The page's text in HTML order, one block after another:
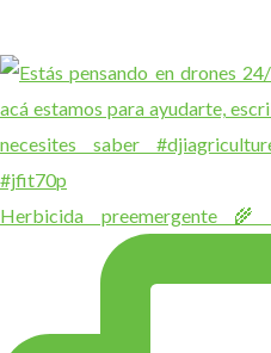
Herbicida preemergente